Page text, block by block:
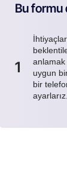
Bu formu
1
uygun
bir
ayarlarız.